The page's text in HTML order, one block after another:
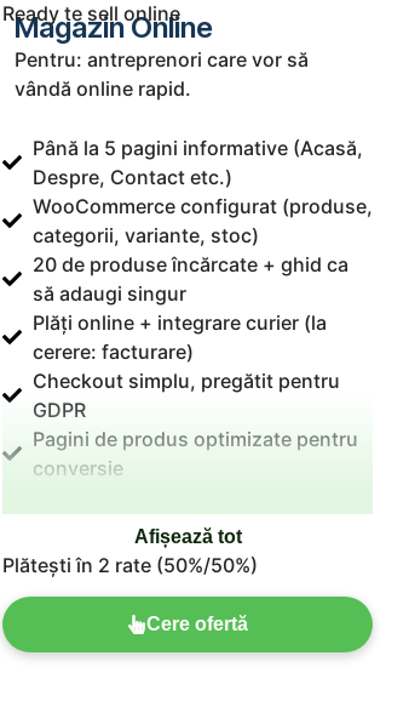
Magazin Online
Pentru: antreprenori care vor să
vândă online rapid.
Până la 5 pagini informative (Acasă,
Despre, Contact etc.)
WooCommerce configurat (produse,
categorii, variante, stoc)
20 de produse încărcate + ghid ca
să adaugi singur
Plăți online + integrare curier (la
cerere: facturare)
Checkout simplu, pregătit pentru
GDPR
Pagini de produs optimizate pentru
conversie
Hosting 1 an (optimizat eCommerce)
3 luni suport post-lansare + revizii
nelimitate
Afișează tot
Plătești în 2 rate (50%/50%)
Cere ofertă
Ready te sell online